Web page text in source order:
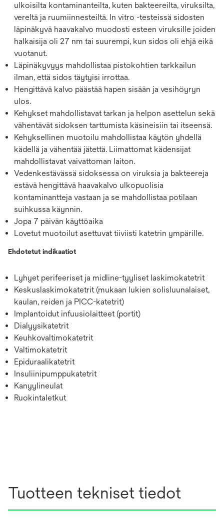
ulkoisilta kontaminanteilta, kuten bakteereilta, viruksilta,
vereltä ja ruumiinnesteiltä. In vitro -testeissä sidosten
läpinäkyvä haavakalvo muodosti esteen viruksille joiden
halkaisija oli 27 nm tai suurempi, kun sidos oli ehjä eikä
vuotanut.
Läpinäkyvyys mahdollistaa pistokohtien tarkkailun
ilman, että sidos täytyisi irrottaa.
Hengittävä kalvo päästää hapen sisään ja vesihöyryn
ulos.
Kehykset mahdollistavat tarkan ja helpon asettelun sekä
vähentävät sidoksen tarttumista käsineisiin tai itseensä.
Kehyksellinen muotoilu mahdollistaa käytön yhdellä
kädellä ja vähentää jätettä. Liimattomat kädensijat
mahdollistavat vaivattoman laiton.
Vedenkestävässä sidoksessa on viruksia ja bakteereja
estävä hengittävä haavakalvo ulkopuolisia
kontaminantteja vastaan ja se mahdollistaa potilaan
suihkussa käynnin.
Jopa 7 päivän käyttöaika
Lovetut muotoilut asettuvat tiiviisti katetrin ympärille.
Ehdotetut indikaatiot
Lyhyet perifeeriset ja midline-tyyliset laskimokatetrit
Keskuslaskimokatetrit (mukaan lukien solisluunalaiset,
kaulan, reiden ja PICC-katetrit)
Implantoidut infuusiolaitteet (portit)
Dialyysikatetrit
Keuhkovaltimokatetrit
Valtimokatetrit
Epiduraalikatetrit
Insuliinipumppukatetrit
Kanyylineulat
Ruokintaletkut
Tuotteen tekniset tiedot